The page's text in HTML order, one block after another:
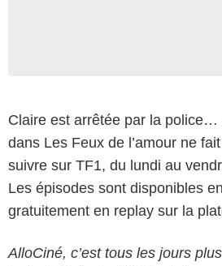
Claire est arrêtée par la police…
dans Les Feux de l’amour ne
suivre sur TF1, du lundi au
Les épisodes sont disponibles
gratuitement en replay sur la
AlloCiné, c’est tous les jours